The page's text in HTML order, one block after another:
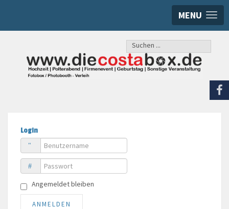
MENU
Suchen
...
Login
Benutzername
Passwort
Angemeldet bleiben
ANMELDEN